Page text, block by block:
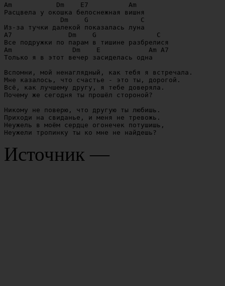
Am           Dm    E7          Am
Расцвела у окошка белоснежная вишня
              Dm    G             C
Из-за тучки далекой показалась луна
A7              Dm    G               C
Все подружки по парам в тишине разбрелися
Am               Dm    E            Am A7
Только я в этот вечер засиделась одна
Вспомни, мой ненаглядный, как тебя я встречала.
Мне казалось, что счастье - это ты, дорогой.
Всё, как лучшему другу, я тебе доверяла.
Почему же сегодня ты прошёл стороной?
Никому не поверю, что другую ты любишь.
Приходи на свиданье, и меня не тревожь.
Неужель в моём сердце огонечек потушишь,
Источник —